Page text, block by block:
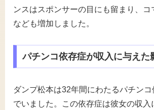
ンスはスポンサーの目にも留まり、コ
なども増加しました。
パチンコ依存症が収入に与えた
ダンプ松本は32年間にわたるパチン
でいました。この依存症は彼女の収入